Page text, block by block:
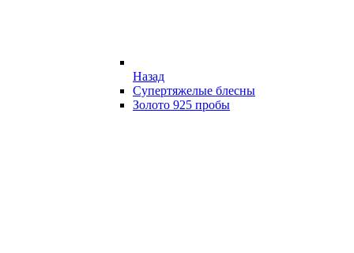
Назад
Супертяжелые блесны
Золото 925 пробы